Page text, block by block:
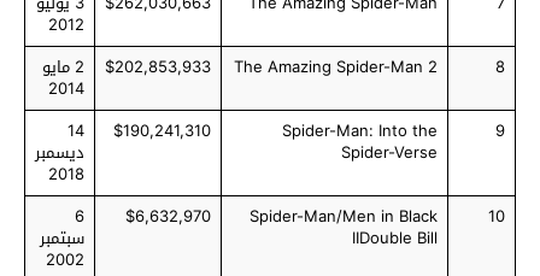
2012
8
The Amazing Spider-Man 2
$202,853,933 2 مايو
2014
9
Spider-Man: Into the
Spider-Verse
$190,241,310
14
ديسمبر
2018
10
Spider-Man/Men in Black
IIDouble Bill
$6,632,970
6
سبتمبر
2002